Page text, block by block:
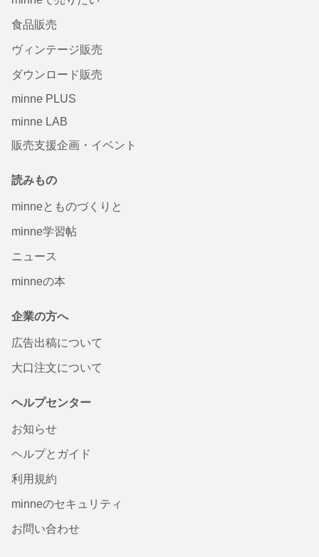
食品販売
ヴィンテージ販売
ダウンロード販売
minne PLUS
minne LAB
販売支援企画・イベント
読みもの
minneとものづくりと
minne学習帖
ニュース
minneの本
企業の方へ
広告出稿について
大口注文について
ヘルプセンター
お知らせ
ヘルプとガイド
利用規約
minneのセキュリティ
お問い合わせ